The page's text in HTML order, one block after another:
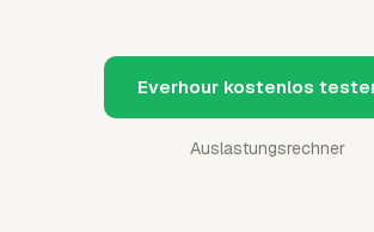
Everhour kostenlos
Auslastungsrechner